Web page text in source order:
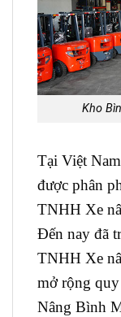
Kho
Tại Việt
được phân
TNHH Xe
Đến nay đã
TNHH Xe
mở rộng
Nâng Bình